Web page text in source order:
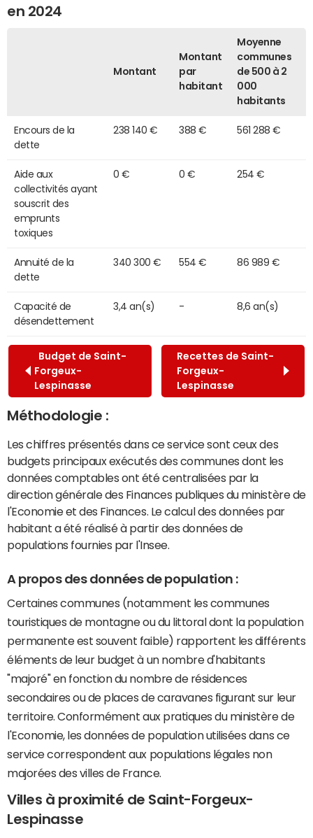
en 2024
Montant
Montant
par
habitant
Moyenne
communes
de 500 à 2
000
habitants
Encours de la
dette
238 140 € 388 € 561 288 €
Aide aux
collectivités ayant
souscrit des
emprunts
toxiques
0 € 0 € 254 €
Annuité de la
dette
340 300 € 554 € 86 989 €
Capacité de
désendettement
3,4 an(s) - 8,6 an(s)
Budget de Saint-
Forgeux-
Lespinasse
Recettes de Saint-
Forgeux-
Lespinasse
Méthodologie :
Les chiffres présentés dans ce service sont ceux des
budgets principaux exécutés des communes dont les
données comptables ont été centralisées par la
direction générale des Finances publiques du ministère de
l'Economie et des Finances. Le calcul des données par
habitant a été réalisé à partir des données de
populations fournies par l'Insee.
A propos des données de population :
Certaines communes (notamment les communes
touristiques de montagne ou du littoral dont la population
permanente est souvent faible) rapportent les différents
éléments de leur budget à un nombre d'habitants
"majoré" en fonction du nombre de résidences
secondaires ou de places de caravanes figurant sur leur
territoire. Conformément aux pratiques du ministère de
l'Economie, les données de population utilisées dans ce
service correspondent aux populations légales non
majorées des villes de France.
Villes à proximité de Saint-Forgeux-
Lespinasse